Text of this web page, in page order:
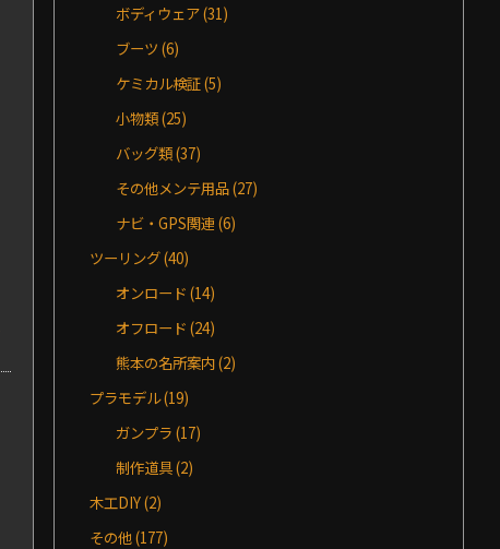
ボディウェア(31)
ブーツ(6)
ケミカル検証(5)
小物類(25)
バッグ類(37)
その他メンテ用品(27)
ナビ・GPS関連(6)
ツーリング(40)
オンロード(14)
オフロード(24)
熊本の名所案内(2)
プラモデル(19)
ガンプラ(17)
制作道具(2)
木工DIY(2)
その他(177)